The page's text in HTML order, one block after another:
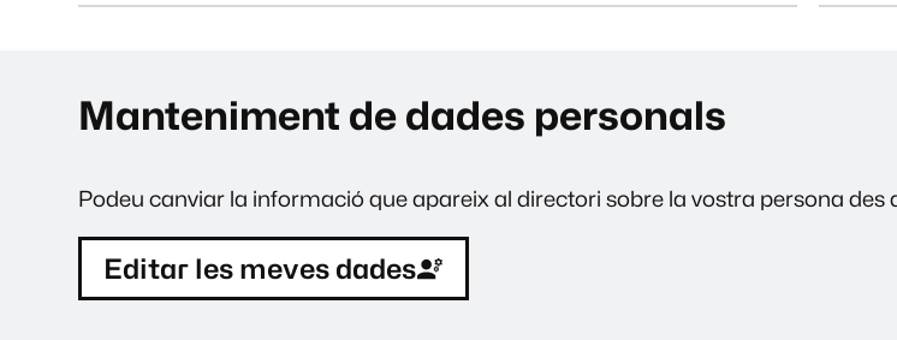
Manteniment de dades personals
Podeu canviar la informació que apareix al directori sobre la vostra persona des
Editar les meves dades